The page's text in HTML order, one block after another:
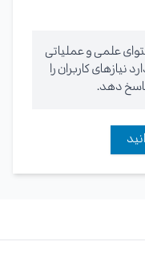
علمی و عملیاتی
نیازهای کاربران را
دهد.